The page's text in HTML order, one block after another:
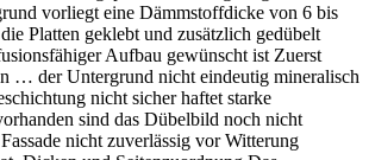
vorliegt eine Dämmstoffdicke von 6 bis
Platten geklebt und zusätzlich gedübelt
Aufbau gewünscht ist Zuerst
… der Untergrund nicht eindeutig mineralisch
nicht sicher haftet starke
sind das Dübelbild noch nicht
nicht zuverlässig vor Witterung